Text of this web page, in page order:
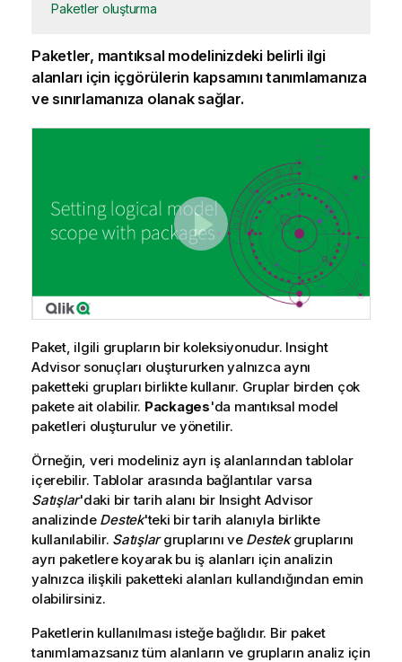
Paketler oluşturma
Paketler, mantıksal modelinizdeki belirli ilgi
alanları için içgörülerin kapsamını tanımlamanıza
ve sınırlamanıza olanak sağlar.
Paket, ilgili grupların bir koleksiyonudur. Insight
Advisor sonuçları oluştururken yalnızca aynı
paketteki grupları birlikte kullanır. Gruplar birden çok
pakete ait olabilir. Packages'da mantıksal model
paketleri oluşturulur ve yönetilir.
Örneğin, veri modeliniz ayrı iş alanlarından tablolar
içerebilir. Tablolar arasında bağlantılar varsa
Satışlar'daki bir tarih alanı bir Insight Advisor
analizinde Destek'teki bir tarih alanıyla birlikte
kullanılabilir. Satışlargruplarını ve Destekgruplarını
ayrı paketlere koyarak bu iş alanları için analizin
yalnızca ilişkili paketteki alanları kullandığından emin
olabilirsiniz.
Paketlerin kullanılması isteğe bağlıdır. Bir paket
tanımlamazsanız tüm alanların ve grupların analiz için